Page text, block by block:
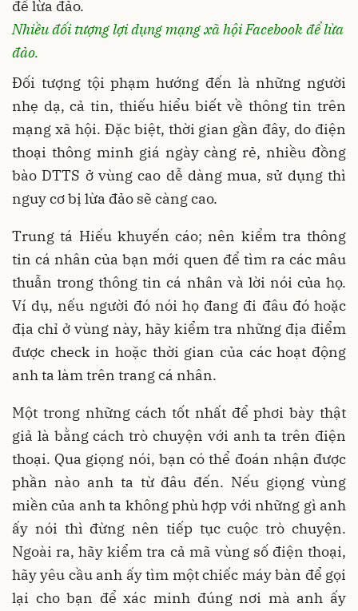
Nhiều đối tượng lợi dụng mạng xã hội Facebook để lừa
đảo.
Đối tượng tội phạm hướng đến là những người
nhẹ dạ, cả tin, thiếu hiểu biết về thông tin trên
mạng xã hội. Đặc biệt, thời gian gần đây, do điện
thoại thông minh giá ngày càng rẻ, nhiều đồng
bào DTTS ở vùng cao dễ dàng mua, sử dụng thì
nguy cơ bị lừa đảo sẽ càng cao.
Trung tá Hiếu khuyến cáo; nên kiểm tra thông
tin cá nhân của bạn mới quen để tìm ra các mâu
thuẫn trong thông tin cá nhân và lời nói của họ.
Ví dụ, nếu người đó nói họ đang đi đâu đó hoặc
địa chỉ ở vùng này, hãy kiểm tra những địa điểm
được check in hoặc thời gian của các hoạt động
anh ta làm trên trang cá nhân.
Một trong những cách tốt nhất để phơi bày thật
giả là bằng cách trò chuyện với anh ta trên điện
thoại. Qua giọng nói, bạn có thể đoán nhận được
phần nào anh ta từ đâu đến. Nếu giọng vùng
miền của anh ta không phù hợp với những gì anh
ấy nói thì đừng nên tiếp tục cuộc trò chuyện.
Ngoài ra, hãy kiểm tra cả mã vùng số điện thoại,
hãy yêu cầu anh ấy tìm một chiếc máy bàn để gọi
lại cho bạn để xác minh đúng nơi mà anh ấy